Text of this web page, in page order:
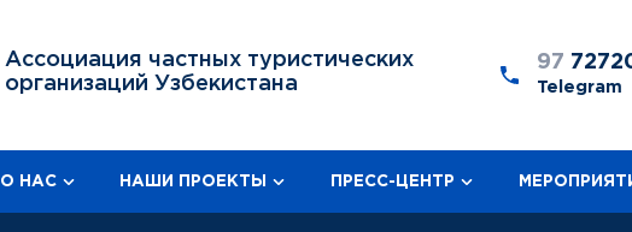
Ассоциация частных туристических
организаций Узбекистана
97
Telegram
О НАС НАШИ ПРОЕКТЫ ПРЕСС-ЦЕНТР